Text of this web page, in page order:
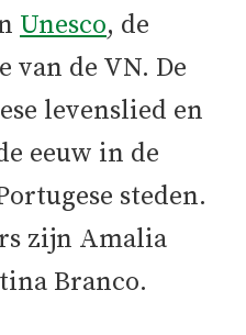
Unesco, de
de VN. De
levenslied en
eeuw in de
steden.
zijn Amalia
Branco.